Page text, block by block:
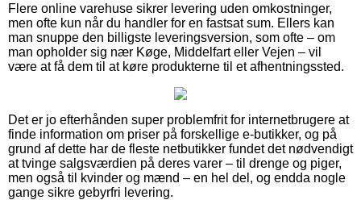
Flere online varehuse sikrer levering uden omkostninger,
men ofte kun når du handler for en fastsat sum. Ellers kan
man snuppe den billigste leveringsversion, som ofte – om
man opholder sig nær Køge, Middelfart eller Vejen – vil
være at få dem til at køre produkterne til et afhentningssted.
Det er jo efterhånden super problemfrit for internetbrugere at
finde information om priser på forskellige e-butikker, og på
grund af dette har de fleste netbutikker fundet det nødvendigt
at tvinge salgsværdien på deres varer – til drenge og piger,
men også til kvinder og mænd – en hel del, og endda nogle
gange sikre gebyrfri levering.